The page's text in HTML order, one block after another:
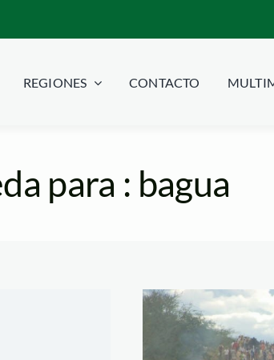
REGIONES CONTACTO
para : bagua